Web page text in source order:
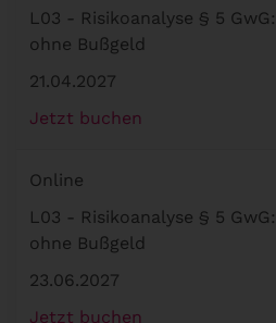
L03 - Risikoanalyse § 5
ohne Bußgeld
21.04.2027
Jetzt buchen
Online
L03 - Risikoanalyse § 5
ohne Bußgeld
23.06.2027
Jetzt buchen